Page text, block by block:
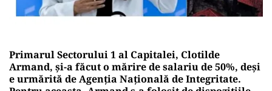
Primarul Sectorului 1 al Capitalei, Clotilde
Armand, și-a făcut o mărire de salariu de 50%, deși
e urmărită deAgenția Națională de Integritate.